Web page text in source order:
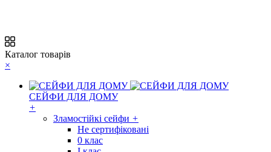
Каталог товарів
×
СЕЙФИ ДЛЯ ДОМУ
+
Зламостійкі сейфи +
Не сертифіковані
0 клас